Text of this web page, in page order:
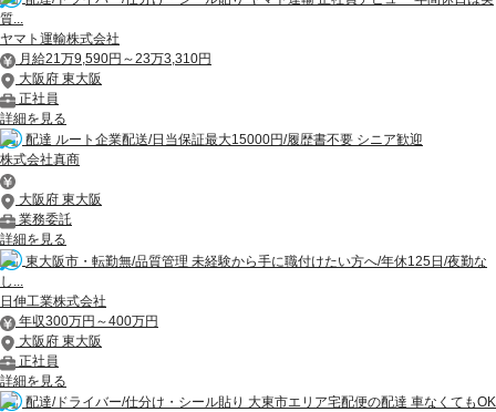
質...
ヤマト運輸株式会社
月給21万9,590円～23万3,310円
大阪府 東大阪
正社員
詳細を見る
配達 ルート企業配送/日当保証最大15000円/履歴書不要 シニア歓迎
株式会社真商
大阪府 東大阪
業務委託
詳細を見る
東大阪市・転勤無/品質管理 未経験から手に職付けたい方へ/年休125日/夜勤な
し...
日伸工業株式会社
年収300万円～400万円
大阪府 東大阪
正社員
詳細を見る
配達/ドライバー/仕分け・シール貼り 大東市エリア宅配便の配達 車なくてもOK